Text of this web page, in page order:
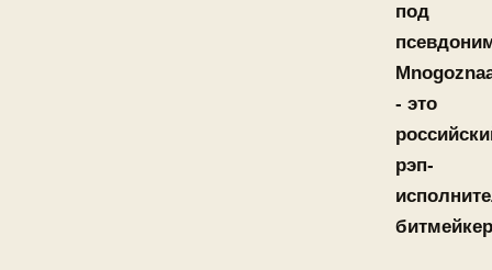
под
- это
рэп-